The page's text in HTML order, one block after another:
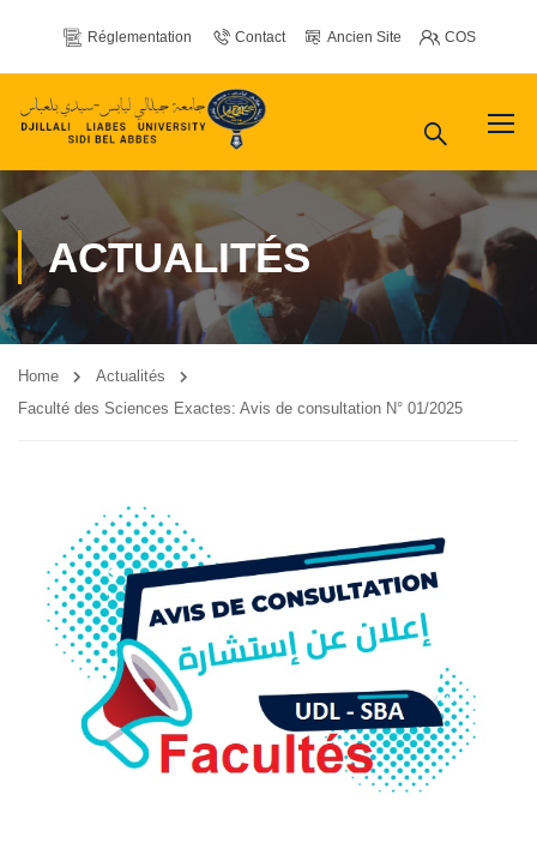
Réglementation Contact Ancien Site COS
ACTUALITÉS
Home
Actualités
Faculté des Sciences Exactes: Avis de consultation N° 01/2025